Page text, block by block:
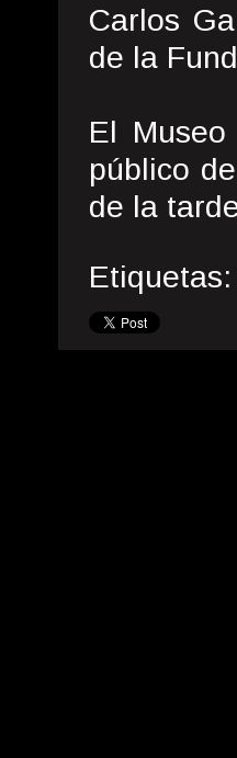
Carlos
de la
El
público
de la